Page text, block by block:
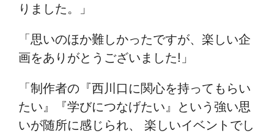
りました。」
「思いのほか難しかったですが、楽しい企
画をありがとうございました!」
「制作者の『西川口に関心を持ってもらい
たい』『学びにつなげたい』という強い思
いが随所に感じられ、 楽しいイベントでし